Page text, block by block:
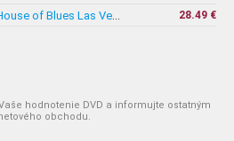
Santana IV - Live At The House of Blues Las Vegas (2CD+DVD)
28.49 €
hodnotenie DVD a informujte ostatným
obchodu.